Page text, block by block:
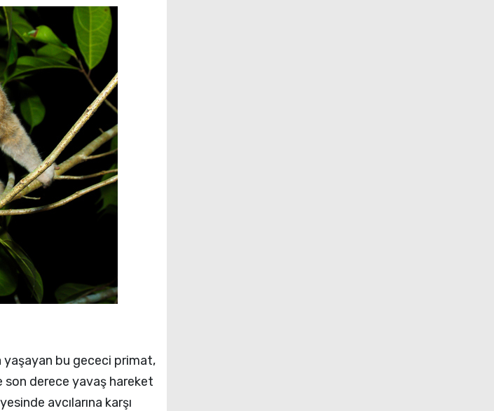
yaşayan bu gececi primat,
son derece yavaş hareket
avcılarına karşı